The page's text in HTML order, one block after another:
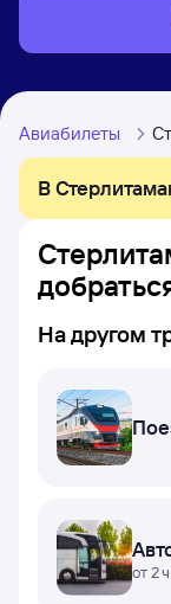
Авиабилеты
В
На другом
от 2